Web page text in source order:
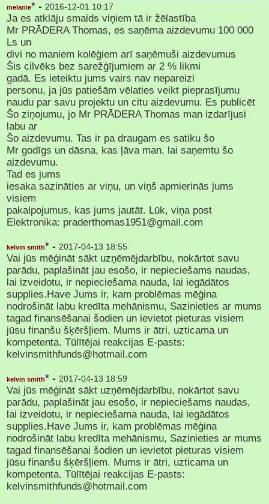
melanie* - 2016-12-01 10:17
Ja es atklāju smaids viņiem tā ir žēlastība
Mr PRĀDERA Thomas, es saņēma aizdevumu 100 000
Ls un
divi no maniem kolēģiem arī saņēmuši aizdevumus
Šis cilvēks bez sarežģījumiem ar 2 % likmi
gadā. Es ieteiktu jums vairs nav nepareizi
personu, ja jūs patiešām vēlaties veikt pieprasījumu
naudu par savu projektu un citu aizdevumu. Es publicēt
Šo ziņojumu, jo Mr PRĀDERA Thomas man izdarījusi
labu ar
Šo aizdevumu. Tas ir pa draugam es satiku šo
Mr godīgs un dāsna, kas ļāva man, lai saņemtu šo
aizdevumu.
Tad es jums
iesaka sazināties ar viņu, un viņš apmierinās jums
visiem
pakalpojumus, kas jums jautāt. Lūk, viņa post
Elektronika: praderthomas1951@gmail.com
kelvin smith* - 2017-04-13 18:55
Vai jūs mēģināt sākt uzņēmējdarbību, nokārtot savu
parādu, paplašināt jau esošo, ir nepieciešams naudas,
lai izveidotu, ir nepieciešama nauda, lai iegādātos
supplies.Have Jums ir, kam problēmas mēģina
nodrošināt labu kredīta mehānismu, Sazinieties ar mums
tagad finansēšanai šodien un ievietot pieturas visiem
jūsu finanšu šķēršļiem. Mums ir ātri, uzticama un
kompetenta. Tūlītējai reakcijas E-pasts:
kelvinsmithfunds@hotmail.com
kelvin smith* - 2017-04-13 18:59
Vai jūs mēģināt sākt uzņēmējdarbību, nokārtot savu
parādu, paplašināt jau esošo, ir nepieciešams naudas,
lai izveidotu, ir nepieciešama nauda, lai iegādātos
supplies.Have Jums ir, kam problēmas mēģina
nodrošināt labu kredīta mehānismu, Sazinieties ar mums
tagad finansēšanai šodien un ievietot pieturas visiem
jūsu finanšu šķēršļiem. Mums ir ātri, uzticama un
kompetenta. Tūlītējai reakcijas E-pasts:
kelvinsmithfunds@hotmail.com